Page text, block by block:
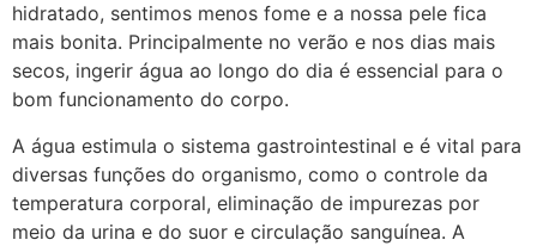
hidratado, sentimos menos fome e a nossa pele fica
mais bonita. Principalmente no verão e nos dias mais
secos, ingerir água ao longo do dia é essencial para o
bom funcionamento do corpo.
A água estimula o sistema gastrointestinal e é vital para
diversas funções do organismo, como o controle da
temperatura corporal, eliminação de impurezas por
meio da urina e do suor e circulação sanguínea. A